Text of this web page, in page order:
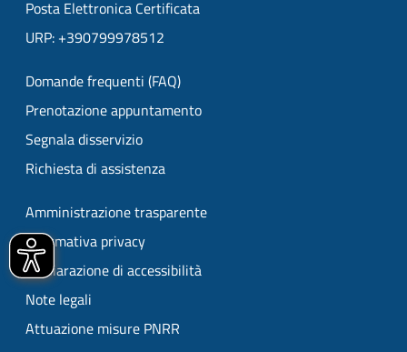
Posta Elettronica Certificata
URP: +390799978512
Domande frequenti (FAQ)
Prenotazione appuntamento
Segnala disservizio
Richiesta di assistenza
Amministrazione trasparente
Informativa privacy
Dichiarazione di accessibilità
Note legali
Attuazione misure PNRR